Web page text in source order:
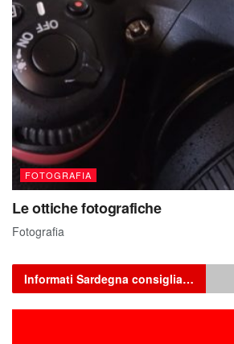
FOTOGRAFIA
Le ottiche fotografiche
Fotografia
Informati Sardegna consiglia…